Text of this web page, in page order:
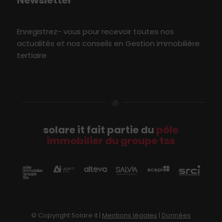
Enregistrez- vous pour recevoir toutes nos
actualités et nos conseils en Gestion immobilière
tertiaire
solare it fait partie du pôle
immobilier du groupe tss
© Copyright Solare it | Mentions légales | Données